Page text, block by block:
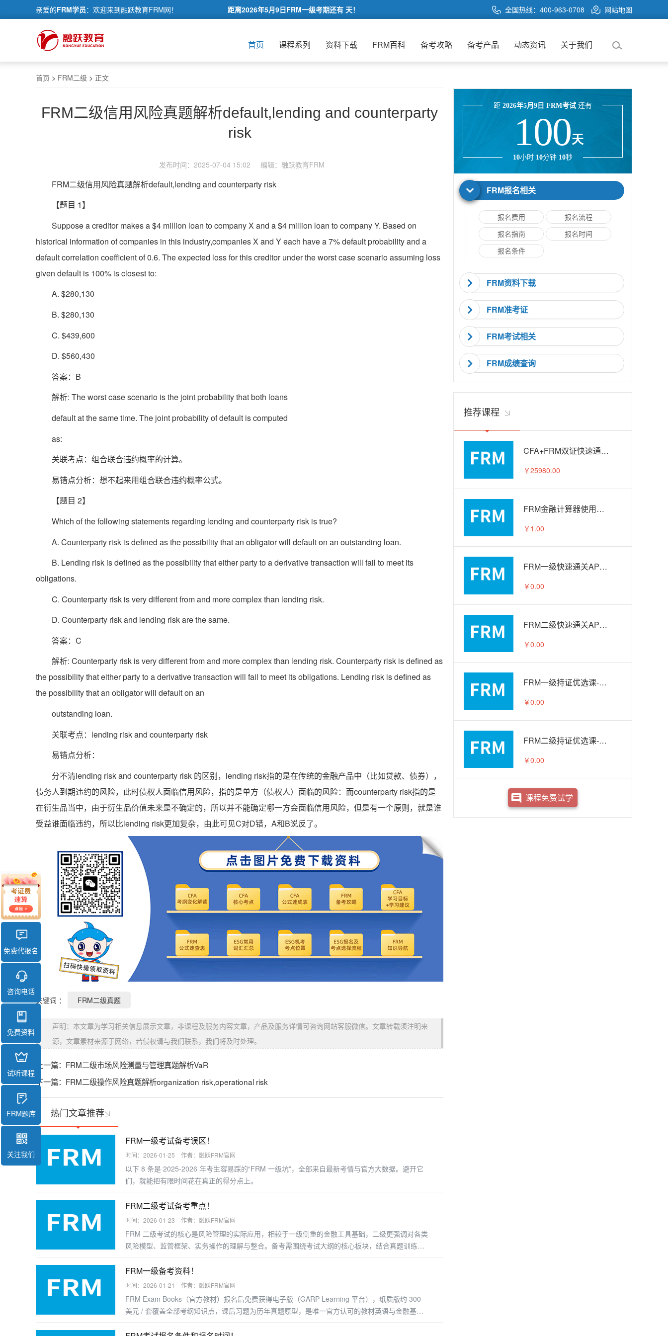
亲爱的FRM学员：欢迎来到融跃教育FRM网！ 距离2026年5月9日FRM一级考期还有 天！ 全国热线：400-963-0708 网站地图
首页 课程系列 资料下载 FRM百科 备考攻略 备考产品 动态资讯 关于我们
首页 > FRM二级 > 正文
FRM二级信用风险真题解析default,lending and counterparty
risk
发布时间：2025-07-04 15:02 编辑：融跃教育FRM
FRM二级信用风险真题解析default,lending and counterparty risk
【题目 1】
Suppose a creditor makes a $4 million loan to company X and a $4 million loan to company Y. Based on
historical information of companies in this industry,companies X and Y each have a 7% default probability and a
default correlation coefficient of 0.6. The expected loss for this creditor under the worst case scenario assuming loss
given default is 100% is closest to:
A. $280,130
B. $280,130
C. $439,600
D. $560,430
答案：B
解析: The worst case scenario is the joint probability that both loans
default at the same time. The joint probability of default is computed
as:
关联考点：组合联合违约概率的计算。
易错点分析：想不起来用组合联合违约概率公式。
【题目 2】
Which of the following statements regarding lending and counterparty risk is true?
A. Counterparty risk is defined as the possibility that an obligator will default on an outstanding loan.
B. Lending risk is defined as the possibility that either party to a derivative transaction will fail to meet its
obligations.
C. Counterparty risk is very different from and more complex than lending risk.
D. Counterparty risk and lending risk are the same.
答案：C
解析: Counterparty risk is very different from and more complex than lending risk. Counterparty risk is defined as
the possibility that either party to a derivative transaction will fail to meet its obligations. Lending risk is defined as
the possibility that an obligator will default on an
outstanding loan.
关联考点：lending risk and counterparty risk
易错点分析：
分不清lending risk and counterparty risk 的区别，lending risk指的是在传统的金融产品中（比如贷款、债券），
债务人到期违约的风险，此时债权人面临信用风险，指的是单方（债权人）面临的风险：而counterparty risk指的是
在衍生品当中，由于衍生品价值未来是不确定的，所以并不能确定哪一方会面临信用风险，但是有一个原则，就是谁
受益谁面临违约，所以比lending risk更加复杂，由此可见C对D错，A和B说反了。
关键词 ： FRM二级真题
声明：本文章为学习相关信息展示文章，非课程及服务内容文章，产品及服务详情可咨询网站客服微信。文章转载须注明来
源，文章素材来源于网络，若侵权请与我们联系，我们将及时处理。
上一篇： FRM二级市场风险测量与管理真题解析VaR
下一篇： FRM二级操作风险真题解析organization risk,operational risk
热门文章推荐
FRM一级考试备考误区！
时间：2026-01-25 作者：融跃FRM官网
以下 8 条是 2025-2026 年考生容易踩的“FRM 一级坑”，全部来自最新考情与官方大数据。避开它
们，就能把有限时间花在真正的得分点上。
FRM二级考试备考重点！
时间：2026-01-23 作者：融跃FRM官网
FRM 二级考试的核心是风险管理的实际应用，相较于一级侧重的金融工具基础，二级更强调对各类
风险模型、监管框架、实务操作的理解与整合。备考需围绕考试大纲的核心板块，结合真题训练掌
FRM一级备考资料！
时间：2026-01-21 作者：融跃FRM官网
FRM Exam Books（官方教材）报名后免费获得电子版（GARP Learning 平台），纸质版约 300
美元 / 套覆盖全部考纲知识点，课后习题为历年真题原型，是唯一官方认可的教材英语与金融基础
距 2026年5月9日 FRM考试 还有
100天
10小时 10分钟 10秒
FRM报名相关
报名费用
报名流程
报名指南
报名时间
报名条件
FRM资料下载
FRM准考证
FRM考试相关
FRM成绩查询
推荐课程
CFA+FRM双证快速通关APS智播课A计划
￥25980.00
FRM金融计算器使用教程
￥1.00
FRM一级快速通关APS智播课-试听
￥0.00
FRM二级快速通关APS智播课-试听
￥0.00
FRM一级持证优选课-试听
￥0.00
FRM二级持证优选课-试听
￥0.00
课程免费试学
免费代报名
咨询电话
免费资料
试听课程
FRM题库
关注我们